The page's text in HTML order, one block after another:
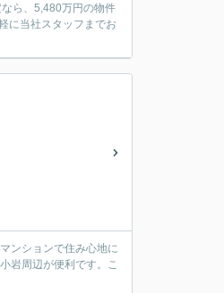
ら、5,480万円の物件
に当社スタッフまでお
ンションで住み心地に
岩周辺が便利です。こ